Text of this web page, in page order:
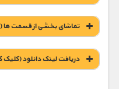
تماشای بخشی از قسمت ها
دریافت لينک دانلود (کليک